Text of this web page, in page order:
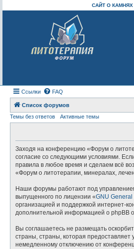
САЙТ О
Ссылки FAQ
Список форумов
Темы без ответов
Активные темы
Заходя на конференцию «Форум о
согласие со следующими условиями.
правила в любое время и сделаем всё
«Форум о литотерапии, минералах,
Наши форумы работают под
выпущенного по лицензии «GNU
организацией и поддержкой интернет-
дополнительной информацией о phpBB
Вы соглашаетесь не размещать
страны, страны, которая
немедленному отключению от